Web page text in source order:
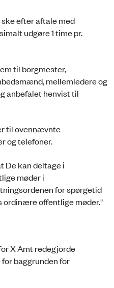
efter aftale med
udgøre 1 time pr.
til borgmester,
mellemledere og
anbefalet henvist til
til ovennævnte
og telefoner.
De kan deltage i
møder i
for spørgetid
ordinære offentlige møder."
X Amt redegjorde
baggrunden for